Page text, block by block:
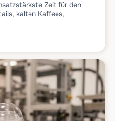
Zeit für den
kalten Kaffees,